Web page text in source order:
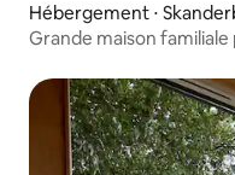
Hébergement ⋅
Grande maison